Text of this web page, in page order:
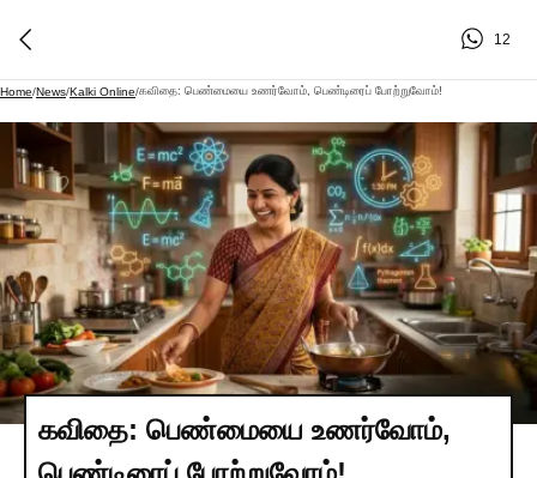
12
Home/News/Kalki Online/கவிதை: பெண்மையை உணர்வோம், பெண்டிரைப் போற்றுவோம்!
கவிதை: பெண்மையை உணர்வோம்,